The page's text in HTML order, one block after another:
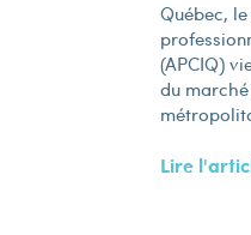
Québec,
(APCIQ)
du
Lire